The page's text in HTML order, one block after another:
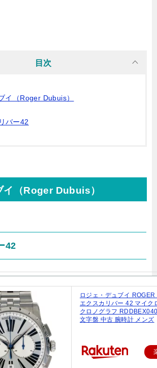
目次
イ（Roger Dubuis）
バー42
イ（Roger Dubuis）
42
ロジェ・デュブイ
エクスカリバー 42 マイク
クロノグラフ
文字盤 中古 腕時計 メンズ